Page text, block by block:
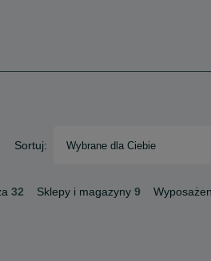
Sortuj: Wybrane dla Ciebie
32 Sklepy i magazyny 9